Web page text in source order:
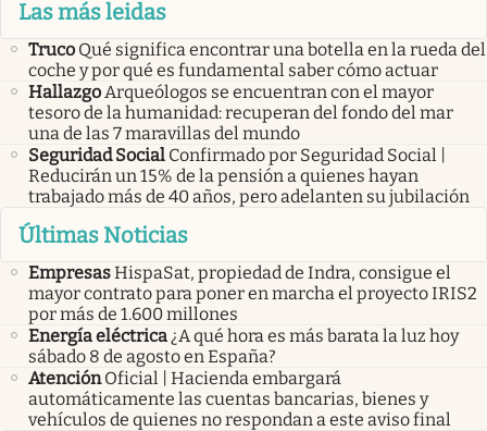
Las más leidas
Truco Qué significa encontrar una botella en la rueda del
coche y por qué es fundamental saber cómo actuar
HallazgoArqueólogos se encuentran con el mayor
tesoro de la humanidad: recuperan del fondo del mar
una de las 7 maravillas del mundo
Seguridad Social Confirmado por Seguridad Social |
Reducirán un 15% de la pensión a quienes hayan
trabajado más de 40 años, pero adelanten su jubilación
Últimas Noticias
EmpresasHispaSat, propiedad de Indra, consigue el
mayor contrato para poner en marcha el proyecto IRIS2
por más de 1.600 millones
Energía eléctrica ¿A qué hora es más barata la luz hoy
sábado 8 de agosto en España?
Atención Oficial | Hacienda embargará
automáticamente las cuentas bancarias, bienes y
vehículos de quienes no respondan a este aviso final